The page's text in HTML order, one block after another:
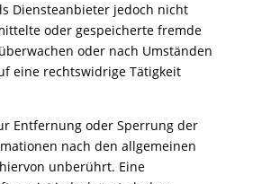
Diensteanbieter jedoch nicht
oder gespeicherte fremde
oder nach Umständen
eine rechtswidrige Tätigkeit
Entfernung oder Sperrung der
nach den allgemeinen
unberührt. Eine